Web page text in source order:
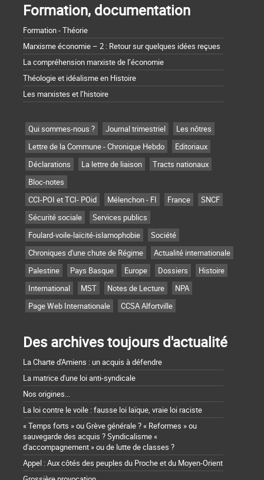
Formation, documentation
Formation - Théorie
Marxisme économie – 2 : Retour sur quelques idées reçues
La compréhension marxiste de l’économie
Théologie et idéalisme en Histoire
Les marxistes et l’histoire
Qui sommes-nous ? Journal trimestriel
Les nôtres
Lettre de la Commune - Chronique Hebdo
Editoriaux
Déclarations
La lettre de liaison
Tracts nationaux
Bloc-notes
CCI-POI et TCI- POid
Mélenchon - FI France
SNCF
Sécurité sociale
Services publics
Foulard-voile-laïcité-islamophobie
Société
Chroniques d'une chute de Régime
Actualité internationale
Palestine
Pays Basque Europe Dossiers
Histoire
International
MST Notes de Lecture
NPA
Page Web Internationale
CCSA Alfortville
Des archives toujours d'actualité
La Charte d'Amiens : un acquis à défendre
La matrice d'une loi anti-syndicale
Nos origines...
La loi contre le voile : fausse loi laïque, vraie loi raciste
« Temps forts » ou Grève générale ? « Reformes » ou
sauvegarde des acquis ? Syndicalisme «
d'accompagnement » ou de lutte de classes ?
Appel : Aux côtés des peuples du Proche et du Moyen-Orient